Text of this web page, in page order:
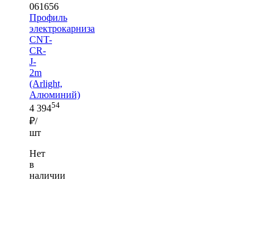
061656
Профиль
электрокарниза
CNT-
CR-
J-
2m
(Arlight,
Алюминий)
4 39454
₽/
шт
Нет
в
наличии